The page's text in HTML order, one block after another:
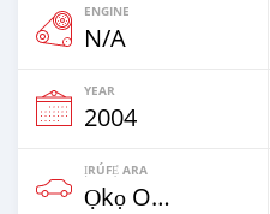
ENGINE
N/A
YEAR
2004
ỊRÚFẸ́ ARA
Ọkọ Oní Wiili Mẹrin & SUVs